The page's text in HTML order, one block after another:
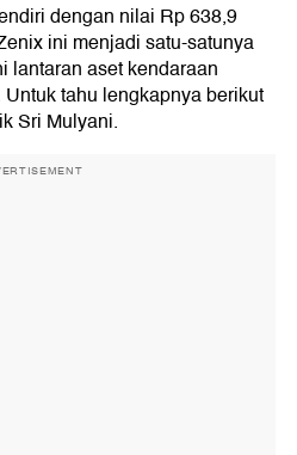
dengan nilai Rp 638,9
ini menjadi satu-satunya
lantaran aset kendaraan
tahu lengkapnya berikut
Sri Mulyani.